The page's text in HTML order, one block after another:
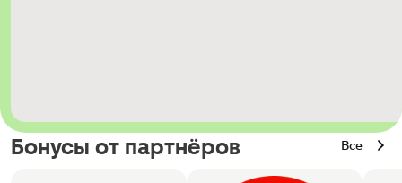
Бонусы от партнёров Все